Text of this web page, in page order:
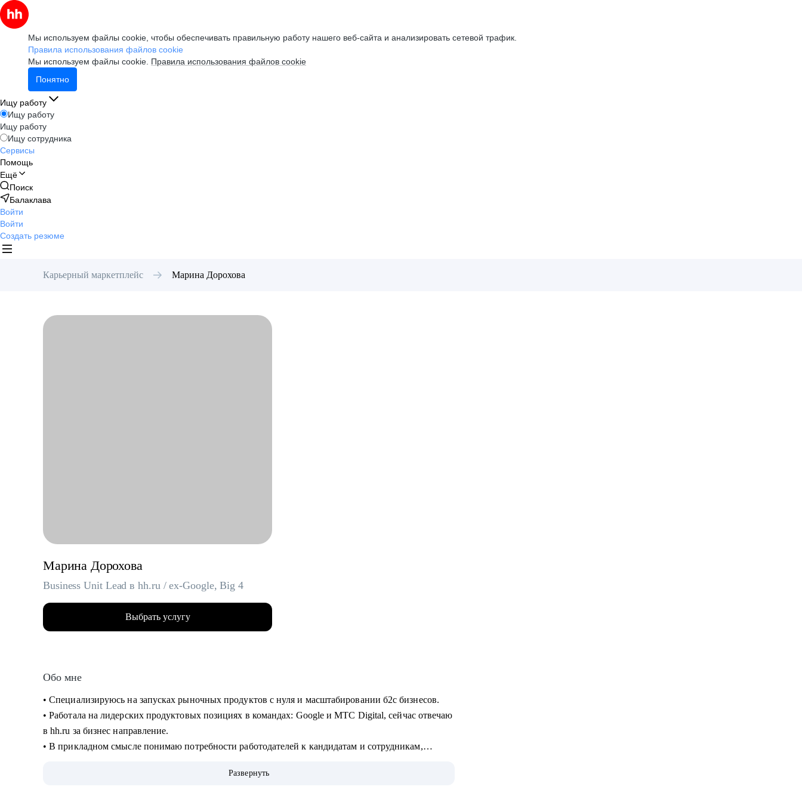
Мы используем файлы cookie, чтобы обеспечивать правильную работу нашего веб-сайта и анализировать сетевой трафик.
Правила использования файлов cookie
Мы используем файлы cookie. Правила использования файлов cookie
Понятно
Ищу работу
Ищу работу
Ищу работу
Ищу сотрудника
Сервисы
Помощь
Ещё
Поиск
Балаклава
Войти
Войти
Создать резюме
Карьерный маркетплейс Марина Дорохова
Марина Дорохова
Business Unit Lead в hh.ru / ex-Google, Big 4
Выбрать услугу
Обо мне
• Специализируюсь на запусках рыночных продуктов с нуля и масштабировании б2с бизнесов.
• Работала на лидерских продуктовых позициях в командах: Google и МТС Digital, сейчас отвечаю
в hh.ru за бизнес направление.
• В прикладном смысле понимаю потребности работодателей к кандидатам и сотрудникам,
• Применяю в работе прикладные навыки и знания в AI и ML.
Развернуть